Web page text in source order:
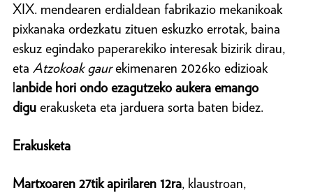
XIX. mendearen erdialdean fabrikazio mekanikoak
pixkanaka ordezkatu zituen eskuzko errotak, baina
eskuz egindako paperarekiko interesak bizirik dirau,
eta Atzokoak gaurekimenaren 2026ko edizioak
lanbide hori ondo ezagutzeko aukera emango
digu erakusketa eta jarduera sorta baten bidez.
Erakusketa
Martxoaren 27tik apirilaren 12ra, klaustroan,